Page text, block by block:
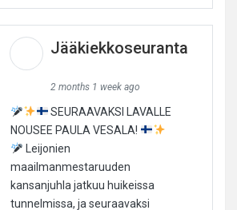
Jääkiekkoseuranta
2 months 1 week ago
SEURAAVAKSI LAVALLE
NOUSEE PAULA VESALA!
Leijonien
maailmanmestaruuden
kansanjuhla jatkuu huikeissa
tunnelmissa, ja seuraavaksi